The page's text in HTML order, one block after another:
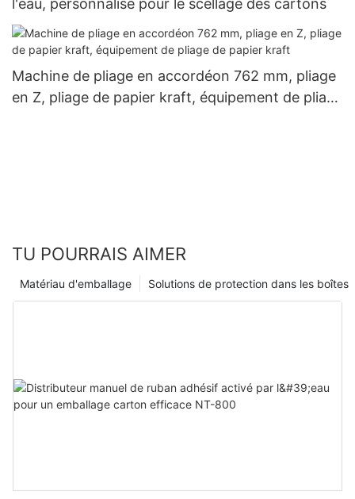
l'eau, personnalisé pour le scellage des cartons
Machine de pliage en accordéon 762 mm, pliage
en Z, pliage de papier kraft, équipement de pliage
TU POURRAIS AIMER
Solutions de protection dans les boîtes
Matériau d'emballage